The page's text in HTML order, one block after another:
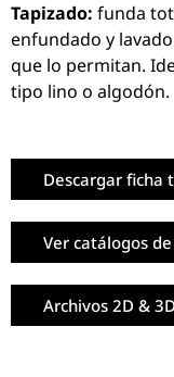
Tapizado: funda
enfundado y
que lo permitan.
tipo lino o algodón.
Descargar ficha
Ver catálogos
Archivos 2D & 3D